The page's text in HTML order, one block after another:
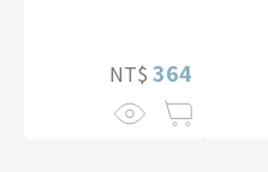
NT$ 364